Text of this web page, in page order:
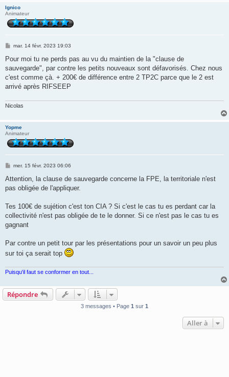
lgnico
Animateur
M
s
a
g
mar. 14 févr. 2023 19:03
Pour moi tu ne perds pas au vu du maintien de la "clause de
sauvegarde", par contre les petits nouveaux sont défavorisés. Chez nous
c'est comme çà. + 200€ de différence entre 2 TP2C parce que le 2 est
arrivé après RIFSEEP
Nicolas
Yopme
Animateur
M
s
a
mer. 15 févr. 2023 06:06
Attention, la clause de sauvegarde concerne la FPE, la territoriale n'est
pas obligée de l'appliquer.
Tes 100€ de sujétion c'est ton CIA ? Si c'est le cas tu es perdant car la
collectivité n'est pas obligée de te le donner. Si ce n'est pas le cas tu es
gagnant
Par contre un petit tour par les présentations pour un savoir un peu plus
sur toi ça serait top
Puisqu'il faut se conformer en tout...
Répondre
3 messages • Page 1 sur 1
Aller à